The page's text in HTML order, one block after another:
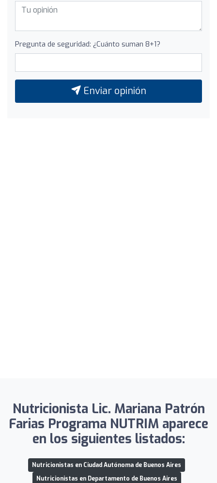
Pregunta de seguridad: ¿Cuánto suman 8+1?
Enviar opinión
Nutricionista Lic. Mariana Patrón
Farias Programa NUTRIM aparece
en los siguientes listados:
Nutricionistas en Ciudad Autónoma de Buenos Aires
Nutricionistas en Departamento de Buenos Aires